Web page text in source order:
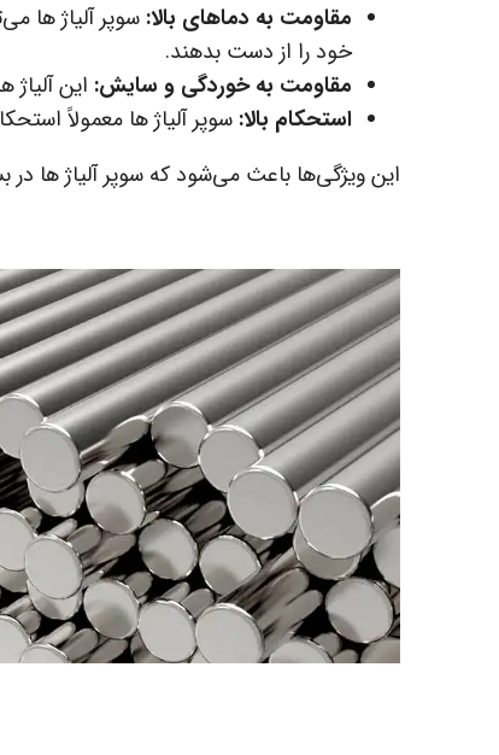
مقاومت به دماهای بالا: سوپر آلیاژ ها
خود را از دست بدهند.
مقاومت به خوردگی و سایش: این
استحکام بالا: سوپر آلیاژ ها معمولاً
این ویژگی‌ها باعث می‌شود که سوپر آلیاژ ها در